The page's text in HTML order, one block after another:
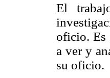
El
oficio. Es
a ver y
su oficio.